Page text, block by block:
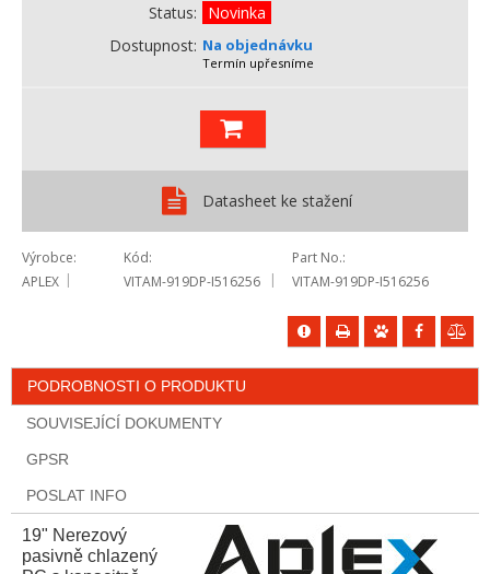
Status
Novinka
Dostupnost Na objednávku
Termín upřesníme
Datasheet ke stažení
Výrobce
APLEX
Kód
VITAM-919DP-I516256
Part No.
VITAM-919DP-I516256
PODROBNOSTI O PRODUKTU
SOUVISEJÍCÍ DOKUMENTY
GPSR
POSLAT INFO
19" Nerezový
pasivně chlazený